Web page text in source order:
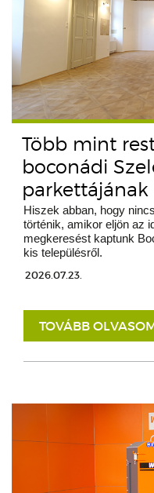
Több mint
boconádi
Hiszek abban, hogy
történik, amikor eljön az
megkeresést kaptunk
kis településről.
2026.07.23.
TOVÁBB